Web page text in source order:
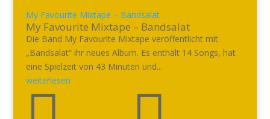
My Favourite Mixtape – Bandsalat
My Favourite Mixtape – Bandsalat
Die Band My Favourite Mixtape veröffentlicht mit
„Bandsalat“ ihr neues Album. Es enthält 14 Songs, hat
eine Spielzeit von 43 Minuten und...
weiterlesen